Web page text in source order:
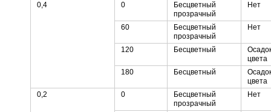
0,4
0
Бесцветный
прозрачный
Нет
60
Бесцветный
прозрачный
Нет
120 Бесцветный
цвета
180
Бесцветный
цвета
0,2
0
Бесцветный
прозрачный
Нет